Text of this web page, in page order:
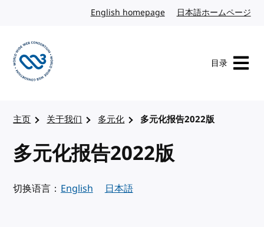
English homepage英文日本語ホームページ
目录
主页 关于我们 多元化 多元化报告2022版
多元化报告2022版
切换语言： English 日本語